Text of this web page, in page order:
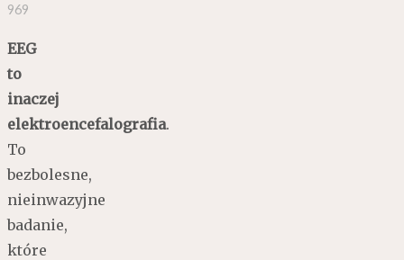
969
EEG
to
inaczej
elektroencefalografia.
To
bezbolesne,
nieinwazyjne
badanie,
które